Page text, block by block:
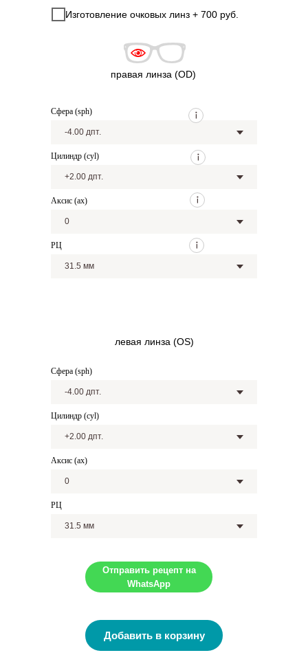
Сфера (sph)
Цилиндр (cyl)
Аксис (ax)
РЦ
правая линза (OD)
левая линза (OS)
Сфера (sph)
Цилиндр (cyl)
Аксис (ax)
РЦ
Добавить в корзину
Отправить рецепт на
WhatsApp
Изготовление очковых линз + 700 руб.